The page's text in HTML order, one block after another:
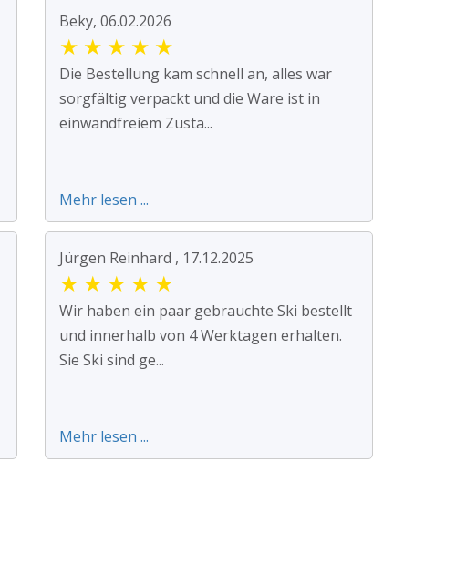
Beky, 06.02.2026
★ ★ ★ ★ ★
Die Bestellung kam schnell an, alles war
sorgfältig verpackt und die Ware ist in
einwandfreiem Zusta...
Mehr lesen ...
Jürgen Reinhard , 17.12.2025
★ ★ ★ ★ ★
Wir haben ein paar gebrauchte Ski bestellt
und innerhalb von 4 Werktagen erhalten.
Sie Ski sind ge...
Mehr lesen ...